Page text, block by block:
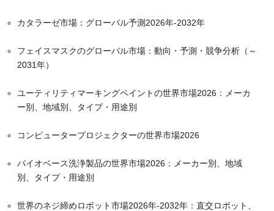
カタラーゼ市場：グローバル予測2026年-2032年
フェイスマスクのグローバル市場：動向・予測・競争分析（～
2031年）
ユーティリティマーキングペイントの世界市場2026：メーカ
ー別、地域別、タイプ・用途別
コンピュータープロジェクターの世界市場2026
バイオベース洗浄製品の世界市場2026：メーカー別、地域
別、タイプ・用途別
世界のネジ締めロボット市場2026年-2032年：直交ロボット、